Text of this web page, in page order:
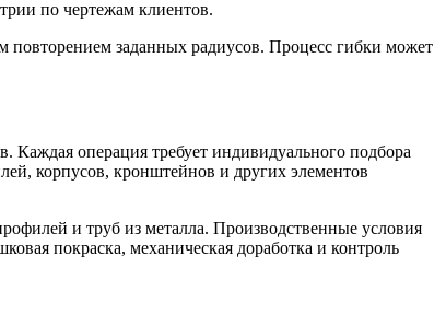
по чертежам клиентов.
повторением заданных радиусов. Процесс гибки может
операция требует индивидуального подбора
корпусов, кронштейнов и других элементов
и труб из металла. Производственные условия
покраска, механическая доработка и контроль